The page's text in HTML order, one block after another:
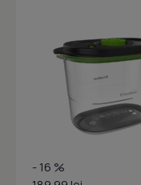
- 16 %